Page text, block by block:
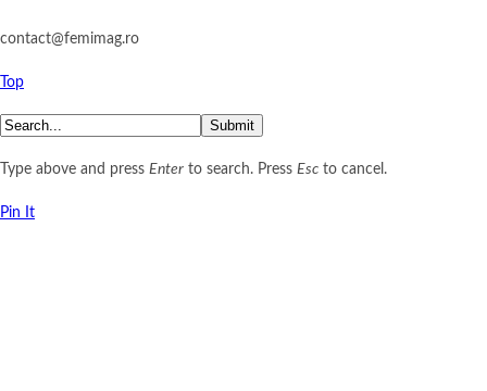
contact@femimag.ro
Top
Submit
Type above and press Enter to search. Press Esc to cancel.
Pin It